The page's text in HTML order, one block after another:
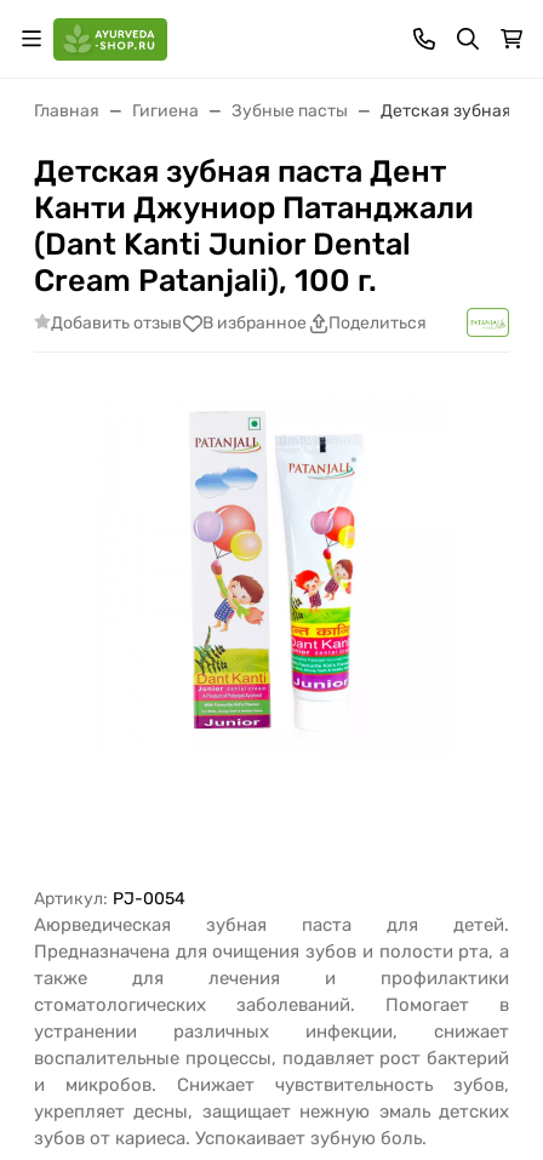
Главная Гигиена Зубные пасты Детская зубная
Детская зубная паста Дент
Канти Джуниор Патанджали
(Dant Kanti Junior Dental
Cream Patanjali), 100 г.
Добавить отзыв В избранное Поделиться
Артикул: PJ-0054
Аюрведическая зубная паста для детей.
Предназначена для очищения зубов и полости рта, а
также для лечения и профилактики
стоматологических заболеваний. Помогает в
устранении различных инфекции, снижает
воспалительные процессы, подавляет рост бактерий
и микробов. Снижает чувствительность зубов,
укрепляет десны, защищает нежную эмаль детских
зубов от кариеса. Успокаивает зубную боль.